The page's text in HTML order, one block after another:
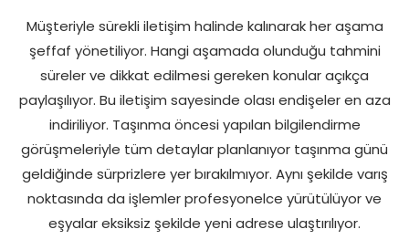
Müşteriyle sürekli iletişim halinde kalınarak her aşama
şeffaf yönetiliyor. Hangi aşamada olunduğu tahmini
süreler ve dikkat edilmesi gereken konular açıkça
paylaşılıyor. Bu iletişim sayesinde olası endişeler en aza
indiriliyor. Taşınma öncesi yapılan bilgilendirme
görüşmeleriyle tüm detaylar planlanıyor taşınma günü
geldiğinde sürprizlere yer bırakılmıyor. Aynı şekilde varış
noktasında da işlemler profesyonelce yürütülüyor ve
eşyalar eksiksiz şekilde yeni adrese ulaştırılıyor.